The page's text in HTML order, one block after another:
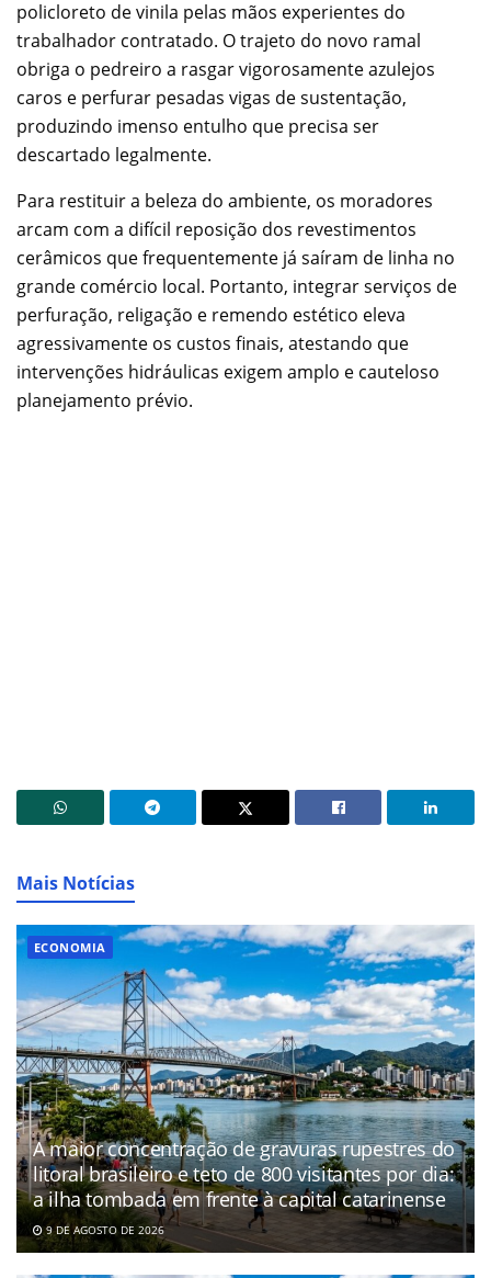
policloreto de vinila pelas mãos experientes do
trabalhador contratado. O trajeto do novo ramal
obriga o pedreiro a rasgar vigorosamente azulejos
caros e perfurar pesadas vigas de sustentação,
produzindo imenso entulho que precisa ser
descartado legalmente.
Para restituir a beleza do ambiente, os moradores
arcam com a difícil reposição dos revestimentos
cerâmicos que frequentemente já saíram de linha no
grande comércio local. Portanto, integrar serviços de
perfuração, religação e remendo estético eleva
agressivamente os custos finais, atestando que
intervenções hidráulicas exigem amplo e cauteloso
planejamento prévio.
Mais Notícias
ECONOMIA
A maior concentração de gravuras rupestres do
litoral brasileiro e teto de 800 visitantes por dia:
a ilha tombada em frente à capital catarinense
9 DE AGOSTO DE 2026